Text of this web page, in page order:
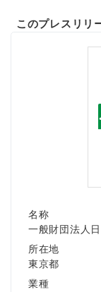
このプレスリリ
名称
一般財団法人
所在地
東京都
業種